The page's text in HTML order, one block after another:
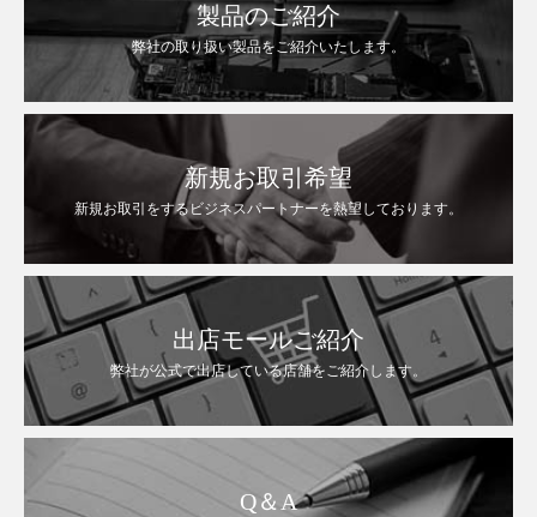
製品のご紹介
弊社の取り扱い製品をご紹介いたします。
新規お取引希望
新規お取引をするビジネスパートナーを熱望しております。
出店モールご紹介
弊社が公式で出店している店舗をご紹介します。
Q＆A